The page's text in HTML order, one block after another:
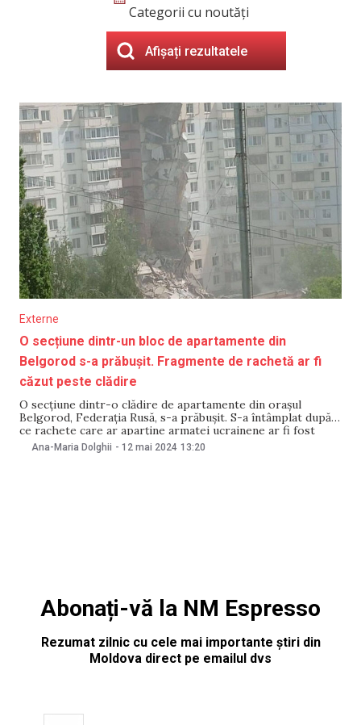
Categorii cu noutăți
Afișați rezultatele
Externe
O secțiune dintr-un bloc de apartamente din
Belgorod s-a prăbușit. Fragmente de rachetă ar fi
căzut peste clădire
O secțiune dintr-o clădire de apartamente din orașul
Belgorod, Federația Rusă, s-a prăbușit. S-a întâmplat după
ce rachete care ar aparține armatei ucrainene ar fi fost
doborâte de sistemele antiaeriene rusești și ar fi căzut
peste clădire, potrivit Ministerului Apărării de la Moscova.
Ana-Maria Dolghii - 12 mai 2024 13:20
Abonați-vă la NM Espresso
Rezumat zilnic cu cele mai importante știri din
Moldova direct pe emailul dvs